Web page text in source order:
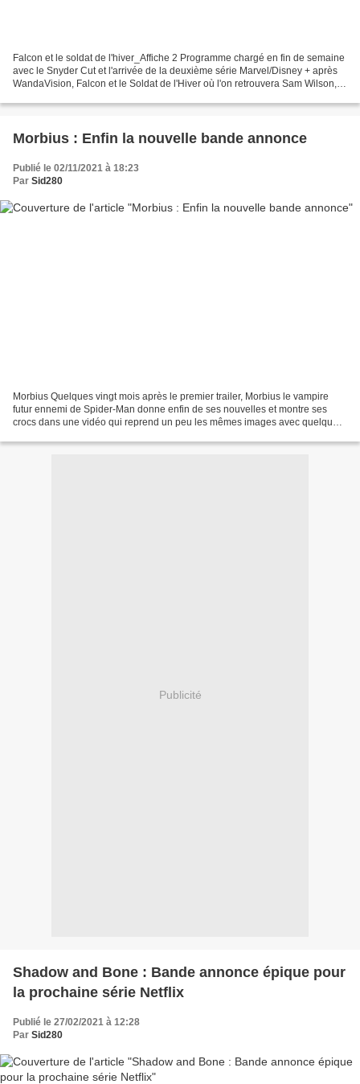
Falcon et le soldat de l'hiver_Affiche 2 Programme chargé en fin de semaine
avec le Snyder Cut et l'arrivée de la deuxième série Marvel/Disney + après
WandaVision, Falcon et le Soldat de l'Hiver où l'on retrouvera Sam Wilson,
Morbius : Enfin la nouvelle bande annonce
Publié le 02/11/2021 à 18:23
Par Sid280
Morbius Quelques vingt mois après le premier trailer, Morbius le vampire
futur ennemi de Spider-Man donne enfin de ses nouvelles et montre ses
crocs dans une vidéo qui reprend un peu les mêmes images avec quelques
Publicité
Shadow and Bone : Bande annonce épique pour
la prochaine série Netflix
Publié le 27/02/2021 à 12:28
Par Sid280